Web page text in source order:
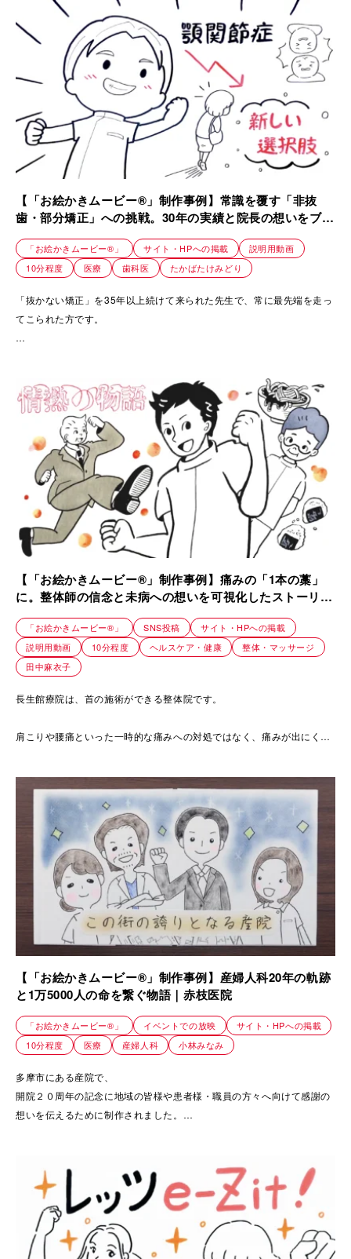
そんな中、患者さんのために(健康な歯を抜きたい人なんていないので)
抜かない矯正の技術を習得し、
東京を中心に大阪、広島と11店舗に広げてこられ、転勤や進学で引越し
があっても継続的に治療できるようにと、
常に患者様のために努力してきた過程を患者さんに知ってもらいたいと
いう思いで制作しました。
【「お絵かきムービー®」制作事例】常識を覆す「非抜
歯・部分矯正」への挑戦。30年の実績と院長の想いをブラ
ンドに変える共感ムービー｜YOU 矯正歯科
「お絵かきムービー®」 サイト・HPへの掲載
説明用動画
10分程度
医療 歯科医 たかばたけみどり
「抜かない矯正」を35年以上続けて来られた先生で、常に最先端を走っ
てこられた方です。
そんな中、患者さんのために(健康な歯を抜きたい人なんていないので)
抜かない矯正の技術を習得し、
東京を中心に大阪、広島と11店舗に広げてこられ、転勤や進学で引越し
があっても継続的に治療できるようにと、
常に患者様のために努力してきた過程を患者さんに知ってもらいたいと
いう思いで制作しました。
【「お絵かきムービー®」制作事例】痛みの「1本の藁」
に。整体師の信念と未病への想いを可視化したストーリー
｜長生館療院
「お絵かきムービー®」 SNS投稿
サイト・HPへの掲載
説明用動画
10分程度 ヘルスケア・健康
整体・マッサージ
田中麻衣子
長生館療院は、首の施術ができる整体院です。
肩こりや腰痛といった一時的な痛みへの対処ではなく、痛みが出にくい
症状の改善には、一定の時間を要する場合もあります。
それでもなお、本気で自身の健康と向き合いたい方にこそ来院してほし
その確かな想いが伝わるよう、ストーリーを設計し制作しました。
【「お絵かきムービー®」制作事例】産婦人科20年の軌跡
と1万5000人の命を繋ぐ物語｜赤枝医院
「お絵かきムービー®」 イベントでの放映
サイト・HPへの掲載
10分程度
医療 産婦人科 小林みなみ
多摩市にある産院で、
開院２０周年の記念に地域の皆様や患者様・職員の方々へ向けて感謝の
想いを伝えるために制作されました。